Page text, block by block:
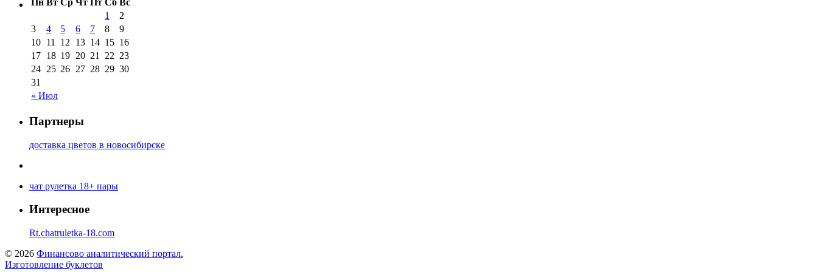
Пн Вт Ср Чт Пт Сб Вс
« Июл
1
2
3
4 5 6 7 8
9
10 11 12 13 14 15 16
17 18 19 20 21 22 23
24 25 26 27 28 29 30
31
Партнеры
доставка цветов в новосибирске
чат рулетка 18+ пары
Интересное
Rt.chatruletka-18.com
© 2026 Финансово аналитический портал.
Изготовление буклетов